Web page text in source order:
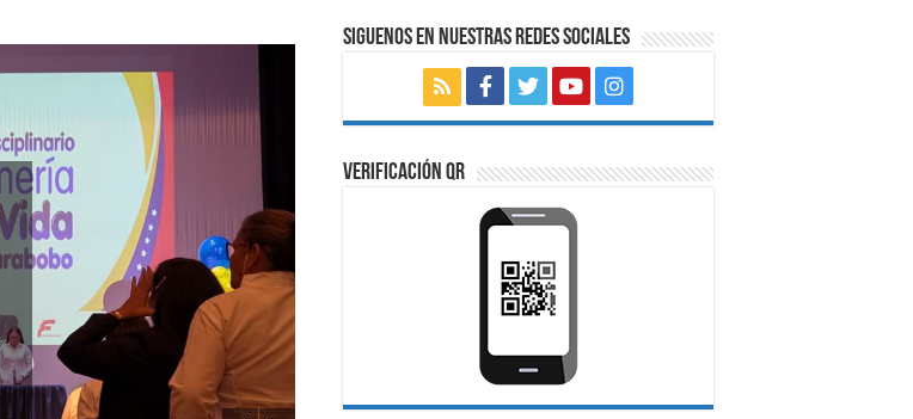
Atendidos trabajadores carabobeños en
una jornada de salud integral
20 abril, 2026
Enmarcado en el Día Mundial de la Salud, este martes realizamos una
jornada de atención integral en las instalaciones del...
SIGUENOS EN NUESTRAS REDES SOCIALES
VERIFICACIÓN QR